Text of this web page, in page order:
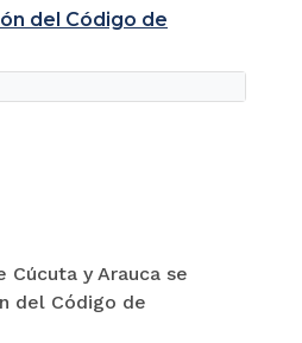
del Código de
Cúcuta y Arauca se
del Código de